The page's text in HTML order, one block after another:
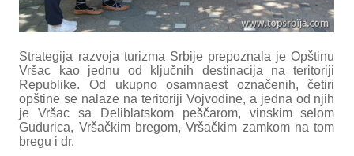
Strategija razvoja turizma Srbije prepoznala je Opštinu
Vršac kao jednu od ključnih destinacija na teritoriji
Republike. Od ukupno osamnaest označenih, četiri
opštine se nalaze na teritoriji Vojvodine, a jedna od njih
je Vršac sa Deliblatskom peščarom, vinskim selom
Gudurica, Vršačkim bregom, Vršačkim zamkom na tom
bregu i dr.